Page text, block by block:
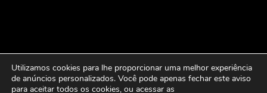
Utilizamos cookies para lhe proporcionar uma melhor experiência
de anúncios personalizados. Você pode apenas fechar este aviso
para aceitar todos os cookies, ou acessar as